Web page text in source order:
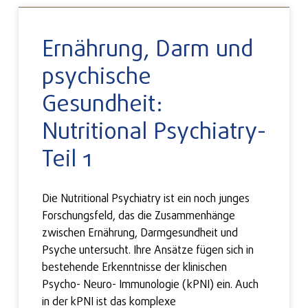
Ernährung, Darm und
psychische
Gesundheit:
Nutritional Psychiatry-
Teil 1
Die Nutritional Psychiatry ist ein noch junges
Forschungsfeld, das die Zusammenhänge
zwischen Ernährung, Darmgesundheit und
Psyche untersucht. Ihre Ansätze fügen sich in
bestehende Erkenntnisse der klinischen
Psycho- Neuro- Immunologie (kPNI) ein. Auch
in der kPNI ist das komplexe